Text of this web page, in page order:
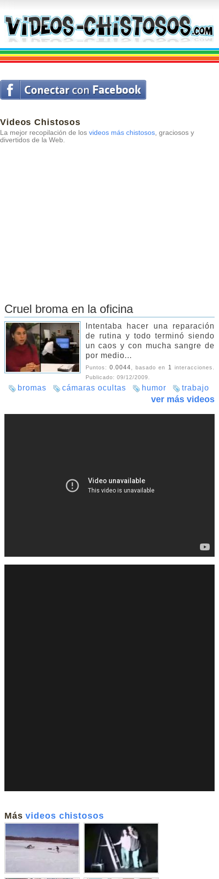
Videos Chistosos
La mejor recopilación de los videos más chistosos, graciosos y
divertidos de la Web.
Cruel broma en la oficina
Intentaba hacer una reparación
de rutina y todo terminó siendo
un caos y con mucha sangre de
por medio...
Puntos: 0.0044, basado en 1 interacciones.
Publicado: 09/12/2009.
bromas cámaras ocultas humor trabajo
ver más videos
Másvideos chistosos